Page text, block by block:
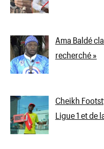
Ama Baldé
recherché »
Cheikh
Ligue 1 et de